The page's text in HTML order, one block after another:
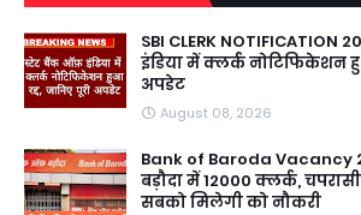
SBI CLERK
इंडिया में क्लर्क नोटिफिकेशन
अपडेट
August 08, 2026
Bank of Baroda
बड़ौदा में 12000 क्लर्क, चपरासी
सबको मिलेगी को नौकरी